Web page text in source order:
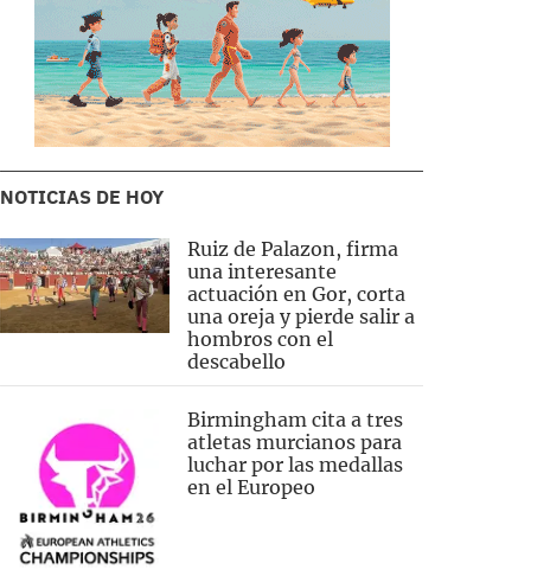
NOTICIAS DE HOY
Ruiz de Palazon, firma
una interesante
actuación en Gor, corta
una oreja y pierde salir a
hombros con el
descabello
Birmingham cita a tres
atletas murcianos para
luchar por las medallas
en el Europeo